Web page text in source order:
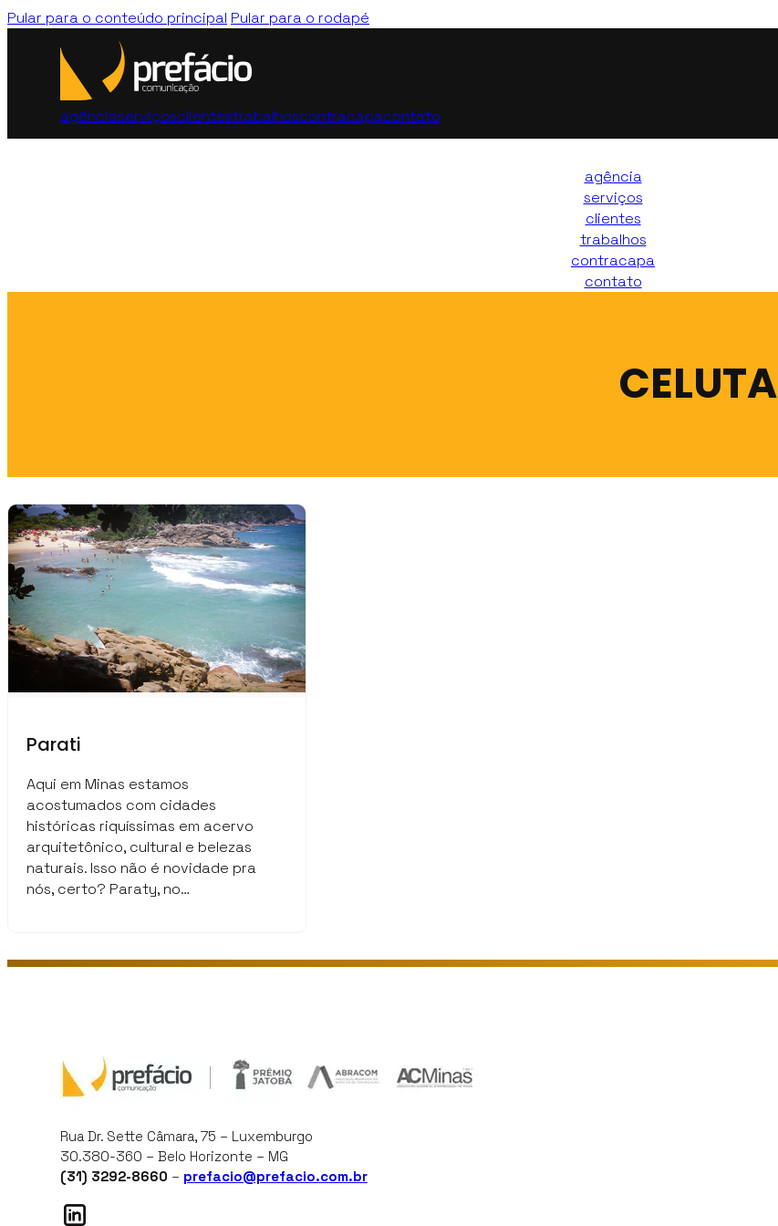
Pular para o conteúdo principal Pular para o rodapé
agênciaserviçosclientestrabalhoscontracapacontato
agência
serviços
clientes
trabalhos
contracapa
contato
CELUTA
Parati
Aqui em Minas estamos
acostumados com cidades
históricas riquíssimas em acervo
arquitetônico, cultural e belezas
naturais. Isso não é novidade pra
nós, certo? Paraty, no…
Rua Dr. Sette Câmara, 75 – Luxemburgo
30.380-360 – Belo Horizonte – MG
(31) 3292-8660 – prefacio@prefacio.com.br